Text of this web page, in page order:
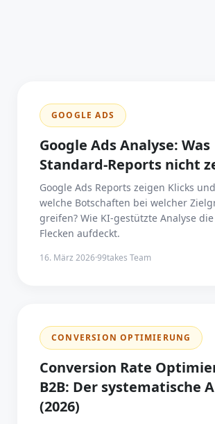
GOOGLE ADS
Google Ads Analyse: Was
Standard-Reports nicht
Google Ads Reports zeigen Klicks
welche Botschaften bei welcher
greifen? Wie KI-gestützte Analyse
Flecken aufdeckt.
16. März 2026·99takes Team
CONVERSION OPTIMIERUNG
Conversion Rate
B2B: Der systematische
(2026)